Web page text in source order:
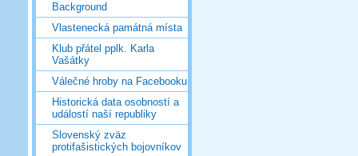
Background
Vlastenecká památná místa
Klub přátel pplk. Karla
Vašátky
Válečné hroby na Facebooku
Historická data osobností a
událostí naší republiky
Slovenský zväz
protifašistických bojovníkov